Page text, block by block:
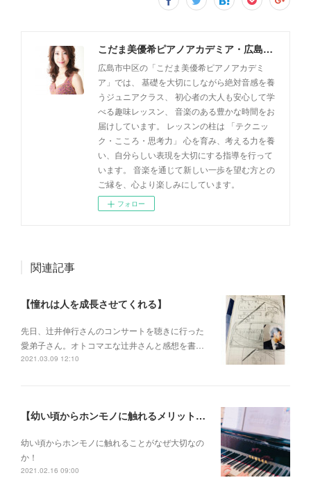
こだま美優希ピアノアカデミア・広島市中区
広島市中区の「こだま美優希ピアノアカデミ
ア」では、 基礎を大切にしながら絶対音感を養
うジュニアクラス、 初心者の大人も安心して学
べる趣味レッスン、 音楽のある豊かな時間をお
届けしています。 レッスンの柱は 「テクニッ
ク・こころ・思考力」 心を育み、考える力を養
い、自分らしい表現を大切にする指導を行って
います。 音楽を通じて新しい一歩を望む方との
ご縁を、心より楽しみにしています。
フォロー
関連記事
【憧れは人を成長させてくれる】
先日、辻井伸行さんのコンサートを 聴きに行った
愛弟子さん。 オトコマエな辻井さんと 感想を書…
2021.03.09 12:10
【幼い頃からホンモノに触れるメリットとは？】
幼い頃からホンモノに 触れることがなぜ大切なの
か！
2021.02.16 09:00